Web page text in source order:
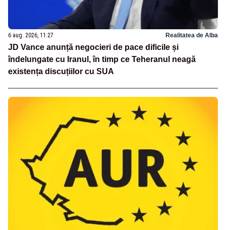
6 aug. 2026, 11:27 Realitatea de Alba
JD Vance anunță negocieri de pace dificile și
îndelungate cu Iranul, în timp ce Teheranul neagă
existența discuțiilor cu SUA